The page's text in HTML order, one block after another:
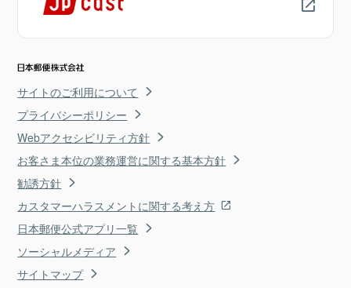
サイトのご利用について
プライバシーポリシー
Webアクセシビリティ方針
お客さま本位の業務運営に関する基本方針
勧誘方針
カスタマーハラスメントに関する考え方
日本郵便公式アプリ一覧
ソーシャルメディア
サイトマップ